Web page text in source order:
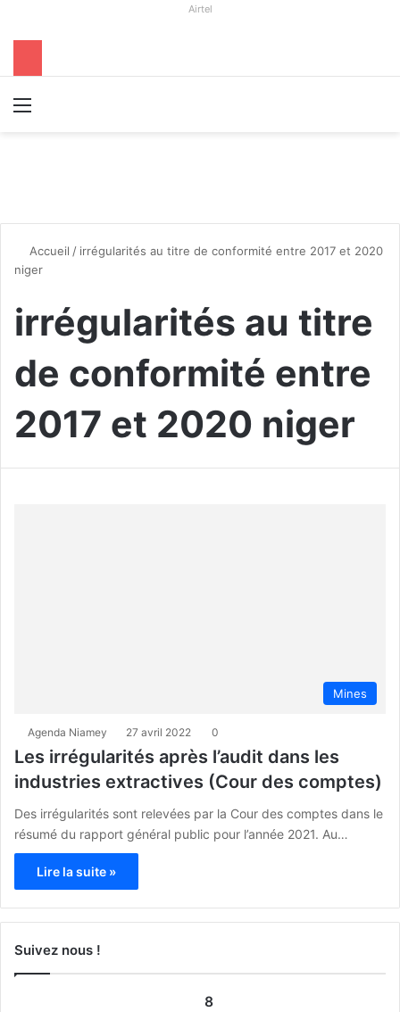
Airtel
Accueil / irrégularités au titre de conformité entre 2017 et 2020
niger
irrégularités au titre
de conformité entre
2017 et 2020 niger
Mines
Agenda Niamey 27 avril 2022 0
Les irrégularités après l’audit dans les
industries extractives (Cour des comptes)
Des irrégularités sont relevées par la Cour des comptes dans le
résumé du rapport général public pour l’année 2021. Au…
Lire la suite »
Suivez nous !
8